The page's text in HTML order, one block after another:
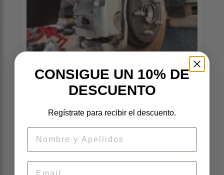
PINZA FRENO DELANTERA IZQUIERDA
4775042130
OEM:4775042130
197925
82,64 € sin iva
99,99 € iva inc
CONSIGUE UN 10% DE
DESCUENTO
Regístrate para recibir el descuento.